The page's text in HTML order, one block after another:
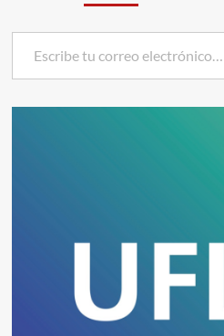
Escribe tu correo electrónico…